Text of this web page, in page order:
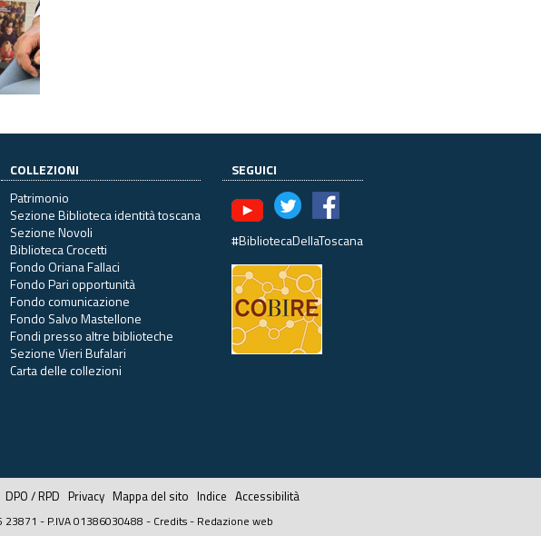
COLLEZIONI
Patrimonio
Sezione Biblioteca identità toscana
Sezione Novoli
Biblioteca Crocetti
Fondo Oriana Fallaci
Fondo Pari opportunità
Fondo comunicazione
Fondo Salvo Mastellone
Fondi presso altre biblioteche
Sezione Vieri Bufalari
Carta delle collezioni
SEGUICI
#BibliotecaDellaToscana
DPO / RPD Privacy Mappa del sito Indice Accessibilità
23871 - P.IVA 01386030488 - Credits- Redazione web